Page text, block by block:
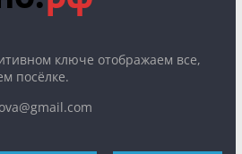
ключе отображаем все,
посёлке.